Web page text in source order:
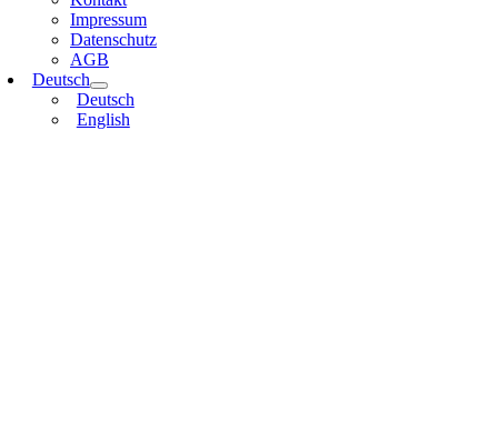
Impressum
Datenschutz
AGB
Deutsch
Deutsch
English